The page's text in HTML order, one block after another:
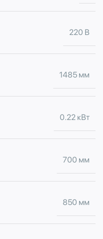
220 В
1485 мм
0.22 кВт
700 мм
850 мм